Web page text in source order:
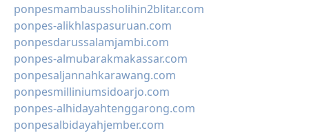
ponpesmambaussholihin2blitar.com
ponpes-alikhlaspasuruan.com
ponpesdarussalamjambi.com
ponpes-almubarakmakassar.com
ponpesaljannahkarawang.com
ponpesmilliniumsidoarjo.com
ponpes-alhidayahtenggarong.com
ponpesalbidayahjember.com